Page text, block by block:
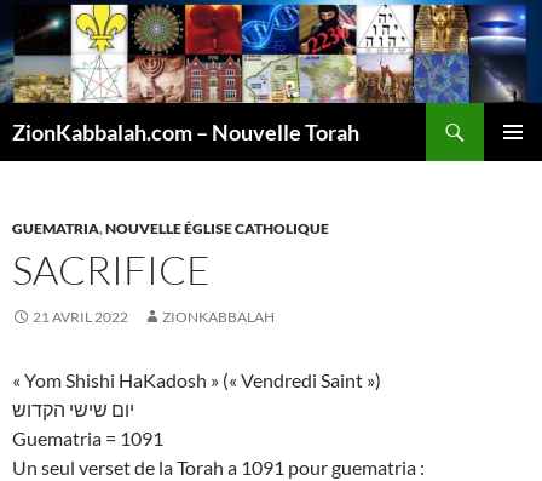
ZionKabbalah.com – Nouvelle Torah
GUEMATRIA,NOUVELLE ÉGLISE CATHOLIQUE
SACRIFICE
21 AVRIL 2022 ZIONKABBALAH
« Yom Shishi HaKadosh » (« Vendredi Saint »)
יום שישי הקדוש
Guematria = 1091
Un seul verset de la Torah a 1091 pour guematria :